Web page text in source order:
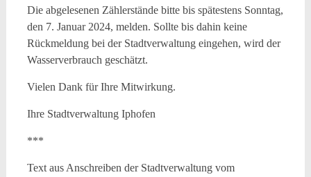
Die abgelesenen Zählerstände bitte bis spätestens Sonntag,
den 7. Januar 2024, melden. Sollte bis dahin keine
Rückmeldung bei der Stadtverwaltung eingehen, wird der
Wasserverbrauch geschätzt.
Vielen Dank für Ihre Mitwirkung.
Ihre Stadtverwaltung Iphofen
***
Text aus Anschreiben der Stadtverwaltung vom